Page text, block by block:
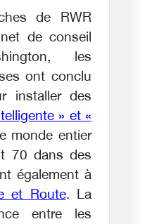
de RWR
de conseil
les
ont conclu
installer des
» et «
monde entier
70 dans des
également à
et Route. La
entre les